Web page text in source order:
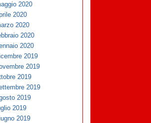
2020
2020
2020
2020
2020
2019
2019
2019
2019
2019
2019
2019